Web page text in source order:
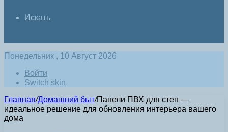
Искать
Понедельник , 10 Август 2026
Войти
Switch skin
Главная/Домашний быт/Панели ПВХ для стен —
идеальное решение для обновления интерьера вашего
дома